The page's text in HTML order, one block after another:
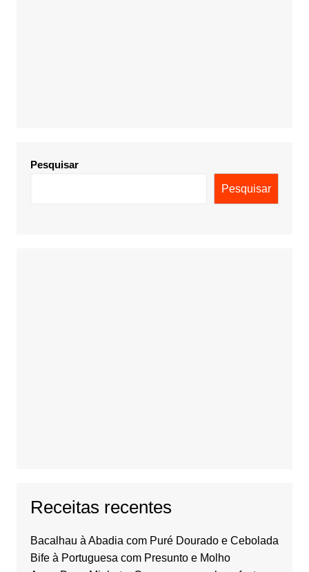
Pesquisar
Pesquisar
Receitas recentes
Bacalhau à Abadia com Puré Dourado e Cebolada
Bife à Portuguesa com Presunto e Molho